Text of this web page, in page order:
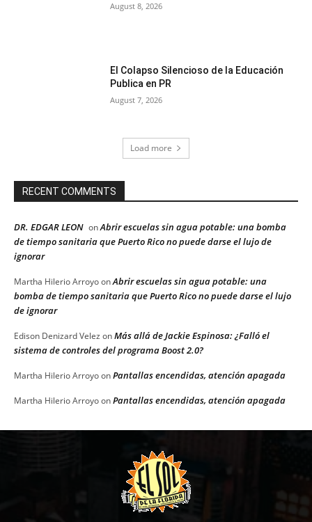
August 8, 2026
El Colapso Silencioso de la Educación
Publica en PR
August 7, 2026
Load more
RECENT COMMENTS
DR. EDGAR LEON onAbrir escuelas sin agua potable: una bomba
de tiempo sanitaria que Puerto Rico no puede darse el lujo de
ignorar
Martha Hilerio ArroyoonAbrir escuelas sin agua potable: una
bomba de tiempo sanitaria que Puerto Rico no puede darse el lujo
de ignorar
Edison Denizard Velez onMás allá de Jackie Espinosa: ¿Falló el
sistema de controles del programa Boost 2.0?
Martha Hilerio ArroyoonPantallas encendidas, atención apagada
Martha Hilerio ArroyoonPantallas encendidas, atención apagada